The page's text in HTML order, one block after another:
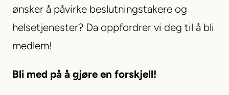
ønsker å påvirke beslutningstakere og
helsetjenester? Da oppfordrer vi deg til å bli
medlem!
Bli med på å gjøre en forskjell!